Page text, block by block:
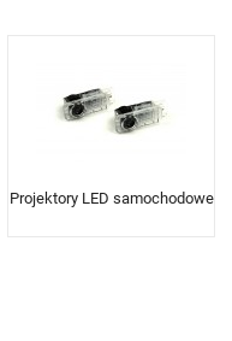
Projektory LED samochodowe